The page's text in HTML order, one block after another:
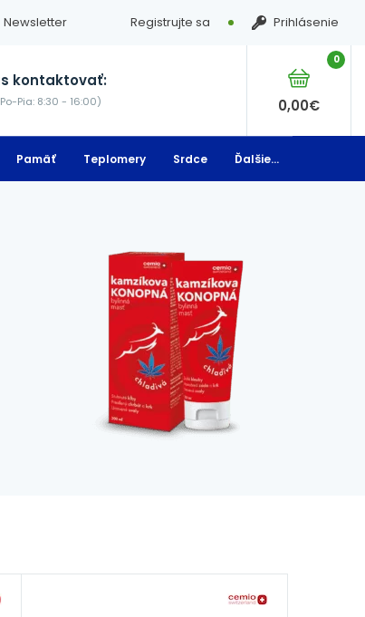
Newsletter Registrujte sa Prihlásenie
kontaktovať:
Pia: 8:30 - 16:00)
0
0,00€
Pamäť Teplomery Srdce Ďalšie...